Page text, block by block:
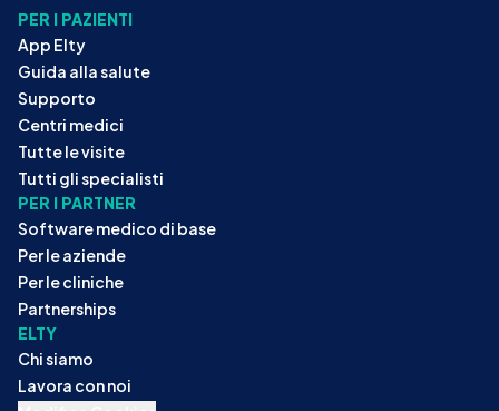
PER I PAZIENTI
App Elty
Guida alla salute
Supporto
Centri medici
Tutte le visite
Tutti gli specialisti
PER I PARTNER
Software medico di base
Per le aziende
Per le cliniche
Partnerships
ELTY
Chi siamo
Lavora con noi